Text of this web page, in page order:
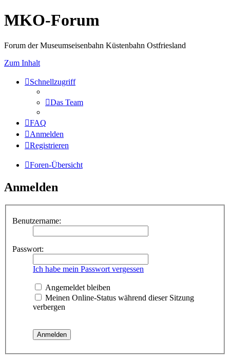
MKO-Forum
Forum der Museumseisenbahn Küstenbahn Ostfriesland
Zum Inhalt
Schnellzugriff
Das Team
FAQ
Anmelden
Registrieren
Foren-Übersicht
Anmelden
Benutzername:
Passwort:
Ich habe mein Passwort vergessen
Angemeldet bleiben
Meinen Online-Status während dieser Sitzung
verbergen